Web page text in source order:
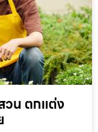
วน ตกแต่ง